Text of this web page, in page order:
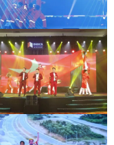
DỊCH
HỖ TRỢ ĐỘI XE CHỐNG
DỊCH